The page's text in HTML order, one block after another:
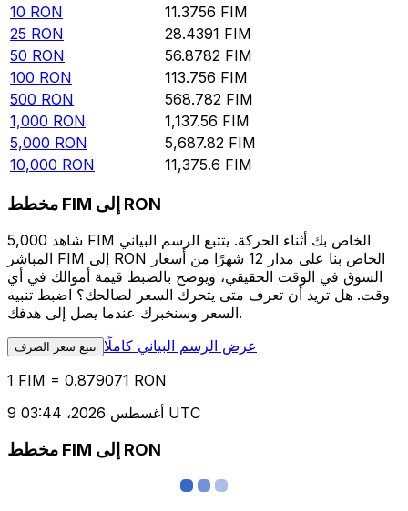
10 RON 11.3756 FIM
25 RON 28.4391 FIM
50 RON 56.8782 FIM
100 RON 113.756 FIM
500 RON 568.782 FIM
1,000 RON 1,137.56 FIM
5,000 RON 5,687.82 FIM
10,000 RON 11,375.6 FIM
مخطط FIM إلى RON
شاهد 5,000 FIM الخاص بك أثناء الحركة. يتتبع الرسم البياني
المباشر FIM إلى RON الخاص بنا على مدار 12 شهرًا من أسعار
السوق في الوقت الحقيقي، ويوضح بالضبط قيمة أموالك في أي
وقت. هل تريد أن تعرف متى يتحرك السعر لصالحك؟ اضبط تنبيه
السعر وسنخبرك عندما يصل إلى هدفك.
تتبع سعر الصرف عرض الرسم البياني كاملًا
1 FIM = 0.879071 RON
9 أغسطس 2026، 03:44 UTC
مخطط FIM إلى RON